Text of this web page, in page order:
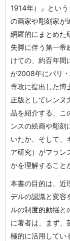
1914年）』とい
の画家や彫刻家が
網羅的にまとめた
失脚に伴う第一帝
けての、約百年間
が2008年にパリ
専攻に提出した博
正版としてレンヌ
品を紹介する、こ
ンスの絵画や彫刻
いたか、そして、
ア研究）がフラン
かを理解すること
本書の目的は、近
デルの認識と変容
ルの制度的動揺と
に著者は、まず、
極的に活用してい